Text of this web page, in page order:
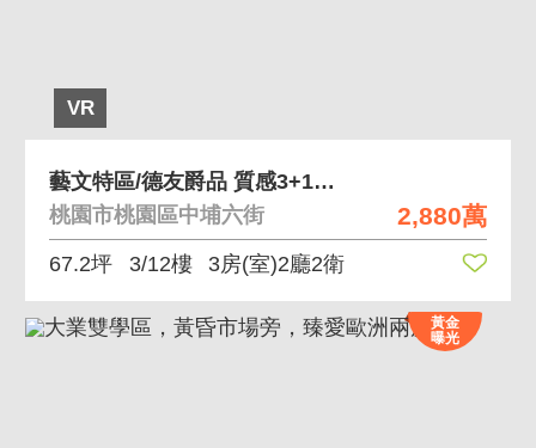
VR
2,880萬
藝文特區/德友爵品 質感3+1房平面車位
桃園市桃園區中埔六街
67.2坪 3/12樓 3房(室)2廳2衛
黃金
曝光